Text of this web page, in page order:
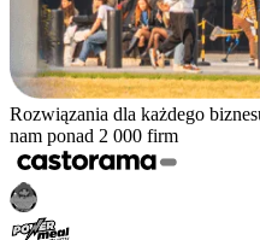
Rozwiązania dla każdego
nam ponad 2 000 firm